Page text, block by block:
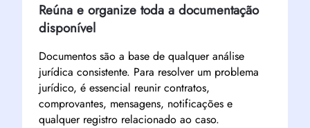
Reúna e organize toda a documentação
disponível
Documentos são a base de qualquer análise
jurídica consistente. Para resolver um problema
jurídico, é essencial reunir contratos,
comprovantes, mensagens, notificações e
qualquer registro relacionado ao caso.